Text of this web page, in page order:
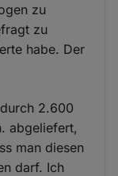
zu
zu
habe. Der
2.600
abgeliefert,
man diesen
darf. Ich